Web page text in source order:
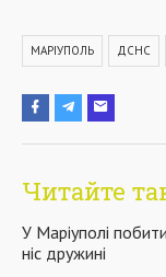
МАРІУПОЛЬ ДСНС
Читайте
У Маріуполі
ніс дружині